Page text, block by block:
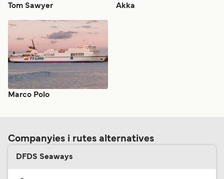
Tom Sawyer Akka
Marco Polo
Companyies i rutes alternatives
DFDS Seaways